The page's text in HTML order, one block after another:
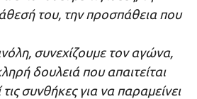
του, την προσπάθεια που
συνεχίζουμε τον αγώνα,
δουλειά που απαιτείται
συνθήκες για να παραμείνει